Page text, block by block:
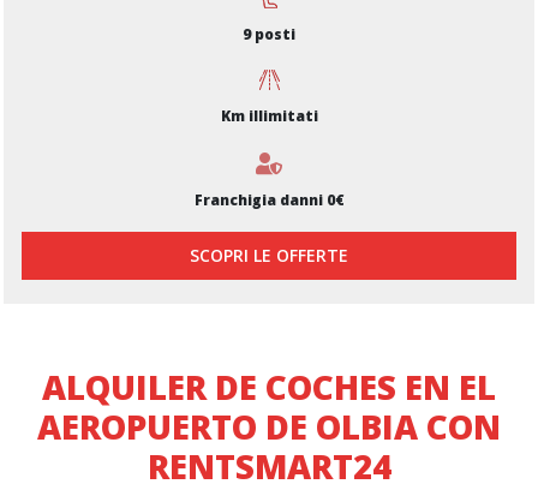
9 posti
Km illimitati
Franchigia danni 0€
SCOPRI LE OFFERTE
ALQUILER DE COCHES EN EL
AEROPUERTO DE OLBIA CON
RENTSMART24